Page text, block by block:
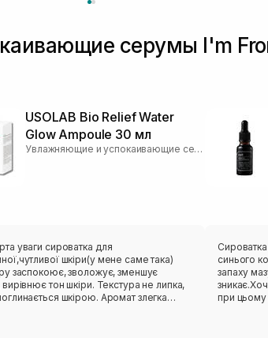
серумы I'm
USOLAB Bio Relief Water
Glow Ampoule 30 мл
Увлажняющие и успокаивающие серумы
уваги сироватка для
шкіри(у мене саме така)
заспокоює, зволожує, зменшує
тон шкіри. Текстура не липка,
шкірою. Аромат злегка
синього
запаху
при цьому